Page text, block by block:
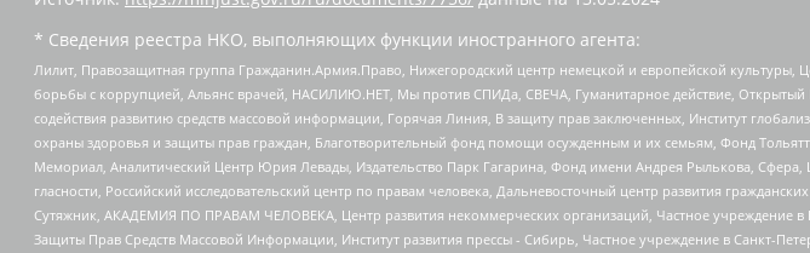
* Сведения реестра НКО, выполняющих функции иностранного агента:
Лилит, Правозащитная группа Гражданин.Армия.Право, Нижегородский центр немецкой и европейской
борьбы с коррупцией, Альянс врачей, НАСИЛИЮ.НЕТ, Мы против СПИДа, СВЕЧА, Гуманитарное действие,
содействия развитию средств массовой информации, Горячая Линия, В защиту прав заключенных, Институт
охраны здоровья и защиты прав граждан, Благотворительный фонд помощи осужденным и их семьям, Фонд
Мемориал, Аналитический Центр Юрия Левады, Издательство Парк Гагарина, Фонд имени Андрея Рылькова,
гласности, Российский исследовательский центр по правам человека, Дальневосточный центр развития
Сутяжник, АКАДЕМИЯ ПО ПРАВАМ ЧЕЛОВЕКА, Центр развития некоммерческих организаций, Частное учреждение в
Защиты Прав Средств Массовой Информации, Институт развития прессы - Сибирь, Частное учреждение в Санкт-